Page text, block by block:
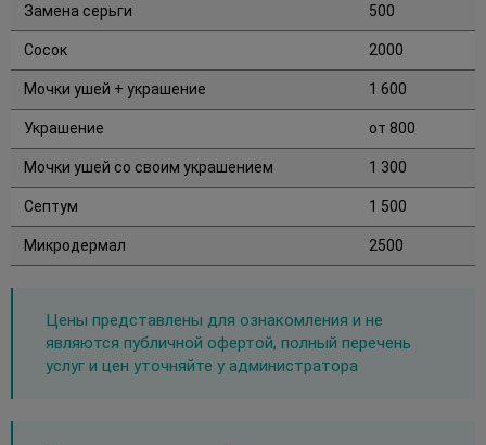
Замена серьги 500
Сосок 2000
Мочки ушей + украшение 1 600
Украшение от 800
Мочки ушей со своим украшением 1 300
Септум 1 500
Микродермал 2500
Цены представлены для ознакомления и не
являются публичной офертой, полный перечень
услуг и цен уточняйте у администратора